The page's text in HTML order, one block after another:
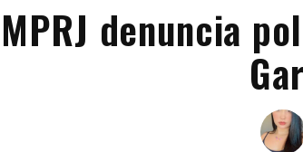
MPRJ denuncia